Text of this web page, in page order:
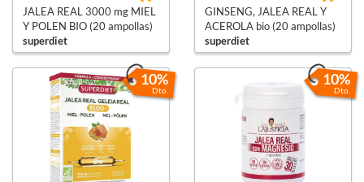
JALEA REAL 3000 mg MIEL
Y POLEN BIO (20 ampollas)
superdiet
GINSENG, JALEA REAL Y
ACEROLA bio (20 ampollas)
superdiet
10%
Dto.
10%
Dto.